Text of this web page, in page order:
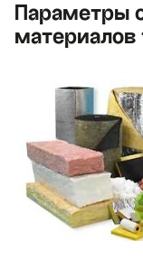
Параметры
материалов